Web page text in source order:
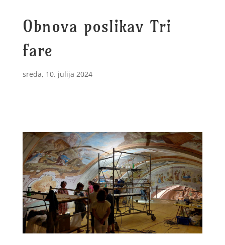
Obnova poslikav Tri
fare
sreda, 10. julija 2024